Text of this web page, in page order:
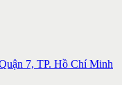
7, TP. Hồ Chí Minh